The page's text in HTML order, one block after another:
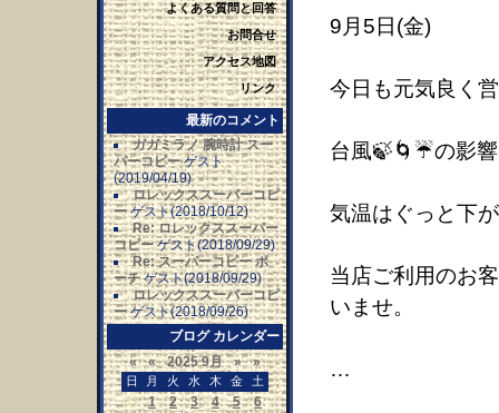
よくある質問と回答
お問合せ
アクセス地図
リンク
最新のコメント
ガガミラノ 腕時計 スー
パーコピー ゲスト
(2019/04/19)
ロレックススーパーコピ
ー ゲスト(2018/10/12)
Re: ロレックススーパー
コピー ゲスト(2018/09/29)
Re: スーパーコピー ポ
ーチ ゲスト(2018/09/29)
ロレックススーパーコピ
ー ゲスト(2018/09/26)
ブログ カレンダー
«
« 2025 9月 » »
日 月 火 水 木 金 土
31 1 2 3 4 5
6
9月5日(金)
今日も元気良く
台風🍃🌀☔の影
気温はぐっと下
当店ご利用のお
いませ。
…